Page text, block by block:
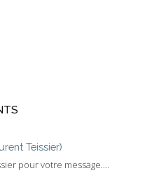
Teissier)
pour votre message....